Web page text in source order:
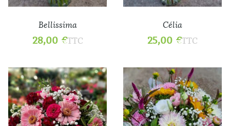
Bellissima
28,00 €TTC
Célia
25,00 €TTC